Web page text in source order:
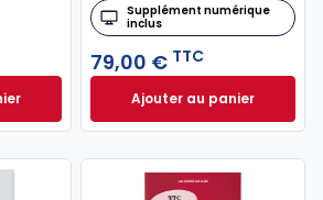
procédure civile 2027 annoté. Édition
Supplément numérique
inclus
79,00 € TTC
Ajouter au panier
Code du travail